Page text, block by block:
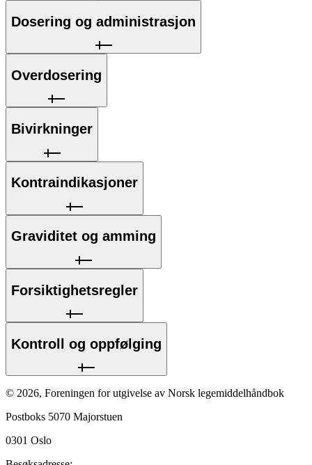
Dosering og administrasjon
Overdosering
Bivirkninger
Kontraindikasjoner
Graviditet og amming
Forsiktighetsregler
Kontroll og oppfølging
© 2026, Foreningen for utgivelse av Norsk legemiddelhåndbok
Postboks 5070 Majorstuen
0301 Oslo